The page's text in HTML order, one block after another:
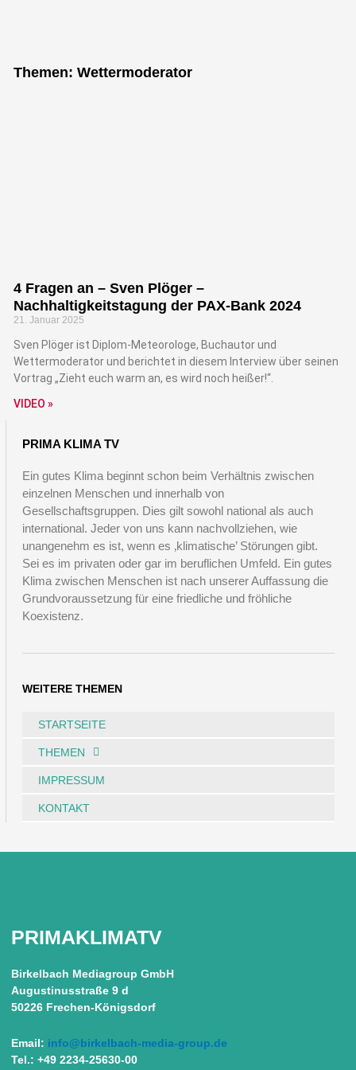
anderen
Adam Opel, Gründer der Firma
Themen: Wettermoderator
4 Fragen an – Sven Plöger –
Nachhaltigkeitstagung der PAX-Bank 2024
21. Januar 2025
Sven Plöger ist Diplom-Meteorologe, Buchautor und
Wettermoderator und berichtet in diesem Interview über seinen
Vortrag „Zieht euch warm an, es wird noch heißer!“.
VIDEO »
PRIMA KLIMA TV
Ein gutes Klima beginnt schon beim Verhältnis zwischen
einzelnen Menschen und innerhalb von
Gesellschaftsgruppen. Dies gilt sowohl national als auch
international. Jeder von uns kann nachvollziehen, wie
unangenehm es ist, wenn es ‚klimatische’ Störungen gibt.
Sei es im privaten oder gar im beruflichen Umfeld. Ein gutes
Klima zwischen Menschen ist nach unserer Auffassung die
Grundvoraussetzung für eine friedliche und fröhliche
Koexistenz.
WEITERE THEMEN
STARTSEITE
THEMEN
IMPRESSUM
KONTAKT
PRIMAKLIMATV
Birkelbach Mediagroup GmbH
Augustinusstraße 9 d
50226 Frechen-Königsdorf
Email: info@birkelbach-media-group.de
Tel.: +49 2234-25630-00